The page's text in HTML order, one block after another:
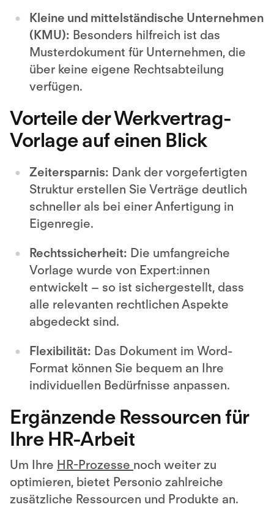
Kleine und mittelständische Unternehmen
(KMU): Besonders hilfreich ist das
Musterdokument für Unternehmen, die
über keine eigene Rechtsabteilung
verfügen.
Vorteile der Werkvertrag-
Vorlage auf einen Blick
Zeitersparnis: Dank der vorgefertigten
Struktur erstellen Sie Verträge deutlich
schneller als bei einer Anfertigung in
Eigenregie.
Rechtssicherheit: Die umfangreiche
Vorlage wurde von Expert:innen
entwickelt – so ist sichergestellt, dass
alle relevanten rechtlichen Aspekte
abgedeckt sind.
Flexibilität: Das Dokument im Word-
Format können Sie bequem an Ihre
individuellen Bedürfnisse anpassen.
Ergänzende Ressourcen für
Ihre HR-Arbeit
Um Ihre HR-Prozesse noch weiter zu
optimieren, bietet Personio zahlreiche
zusätzliche Ressourcen und Produkte an.